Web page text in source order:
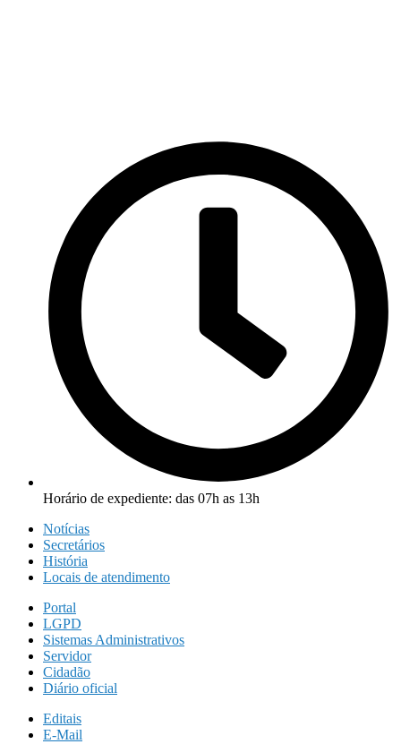
Horário de expediente: das 07h as 13h
Notícias
Secretários
História
Locais de atendimento
Portal
LGPD
Sistemas Administrativos
Servidor
Cidadão
Diário oficial
Editais
E-Mail